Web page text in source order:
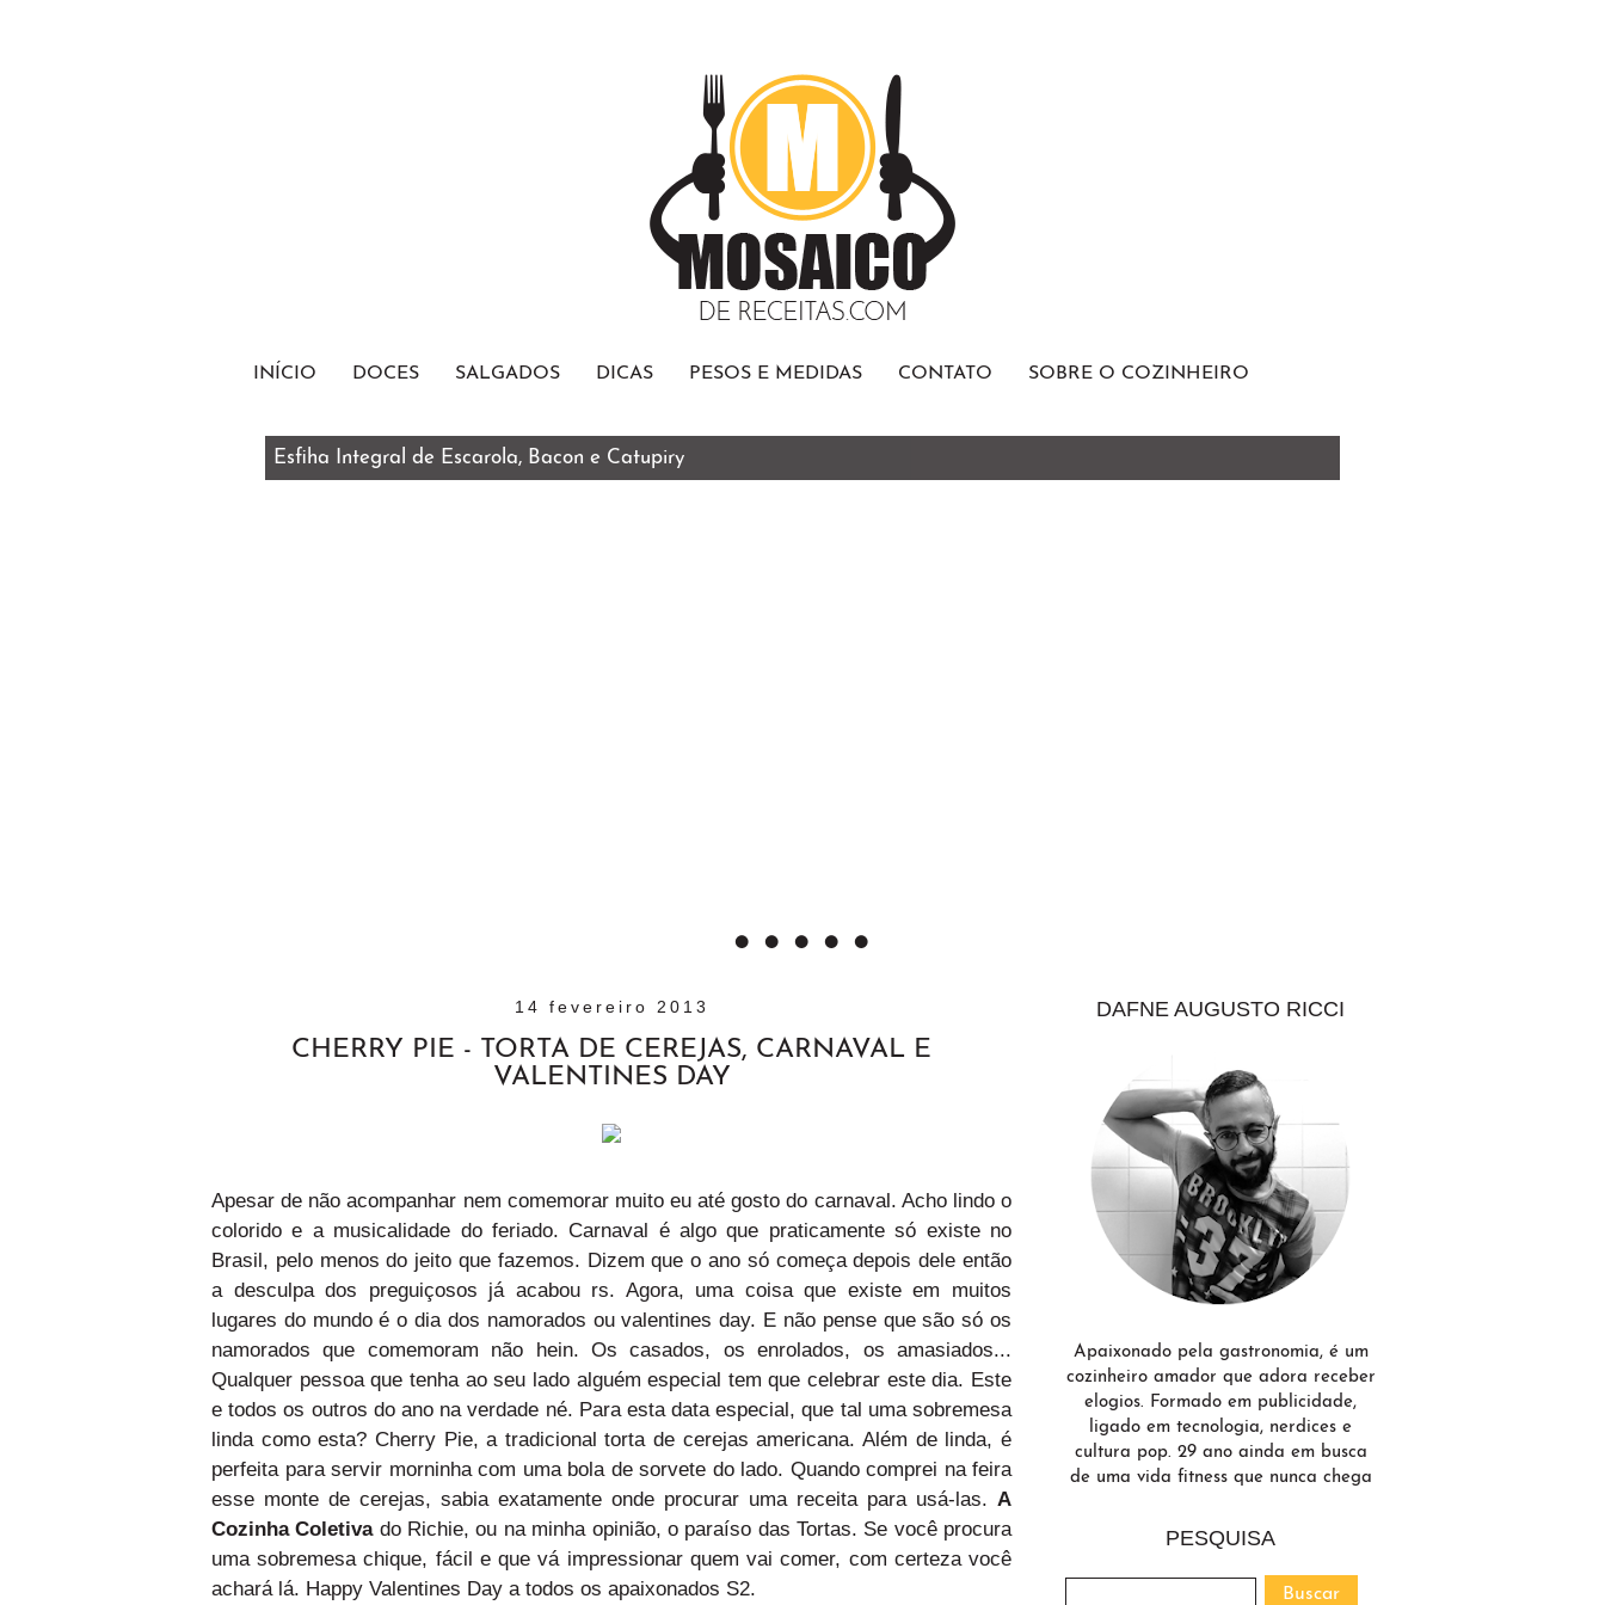
INÍCIO DOCES SALGADOS DICAS PESOS E MEDIDAS CONTATO SOBRE O COZINHEIRO
Esfiha Integral de Escarola, Bacon e Catupiry
14 fevereiro 2013
CHERRY PIE - TORTA DE CEREJAS, CARNAVAL E
VALENTINES DAY
Apesar de não acompanhar nem comemorar muito eu até gosto do carnaval. Acho lindo o
colorido e a musicalidade do feriado. Carnaval é algo que praticamente só existe no
Brasil, pelo menos do jeito que fazemos. Dizem que o ano só começa depois dele então
a desculpa dos preguiçosos já acabou rs. Agora, uma coisa que existe em muitos
lugares do mundo é o dia dos namorados ou valentines day. E não pense que são só os
namorados que comemoram não hein. Os casados, os enrolados, os amasiados...
Qualquer pessoa que tenha ao seu lado alguém especial tem que celebrar este dia. Este
e todos os outros do ano na verdade né. Para esta data especial, que tal uma sobremesa
linda como esta? Cherry Pie, a tradicional torta de cerejas americana. Além de linda, é
perfeita para servir morninha com uma bola de sorvete do lado. Quando comprei na feira
esse monte de cerejas, sabia exatamente onde procurar uma receita para usá-las. A
Cozinha Coletiva do Richie, ou na minha opinião, o paraíso das Tortas. Se você procura
uma sobremesa chique, fácil e que vá impressionar quem vai comer, com certeza você
achará lá. Happy Valentines Day a todos os apaixonados S2.
DAFNE AUGUSTO RICCI
Apaixonado pela gastronomia, é um
cozinheiro amador que adora receber
elogios. Formado em publicidade,
ligado em tecnologia, nerdices e
cultura pop. 29 ano ainda em busca
de uma vida fitness que nunca chega
PESQUISA